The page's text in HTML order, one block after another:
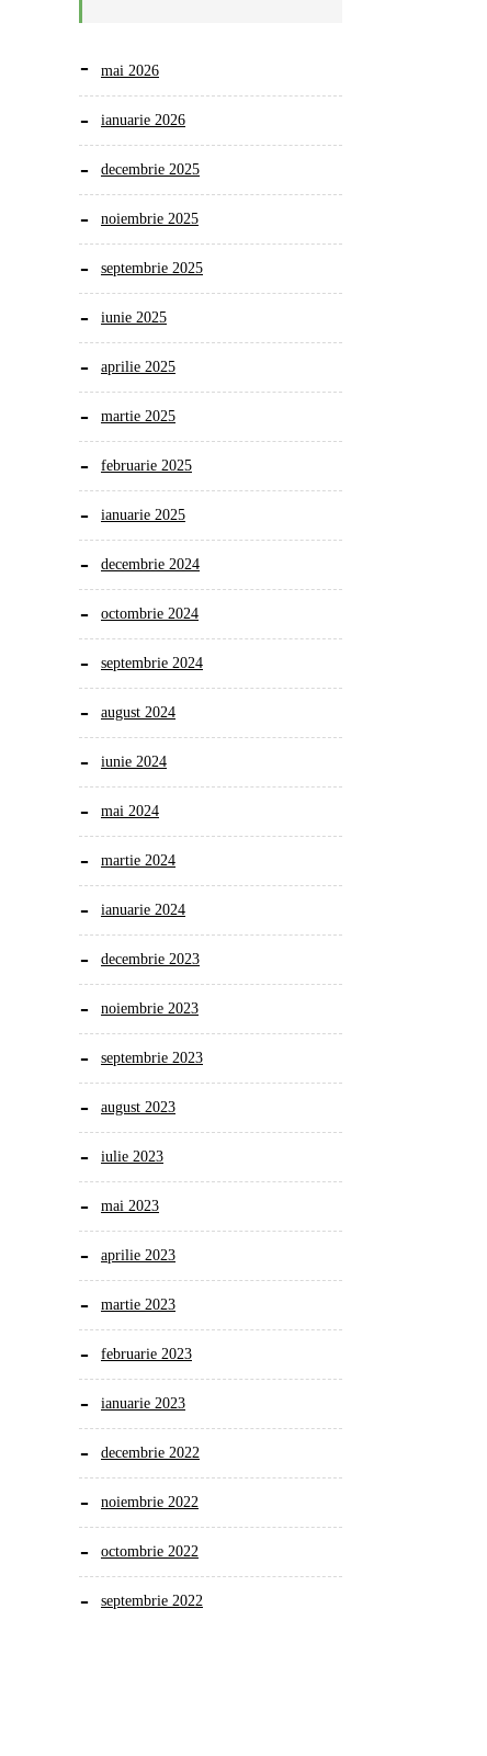
mai 2026
ianuarie 2026
decembrie 2025
noiembrie 2025
septembrie 2025
iunie 2025
aprilie 2025
martie 2025
februarie 2025
ianuarie 2025
decembrie 2024
octombrie 2024
septembrie 2024
august 2024
iunie 2024
mai 2024
martie 2024
ianuarie 2024
decembrie 2023
noiembrie 2023
septembrie 2023
august 2023
iulie 2023
mai 2023
aprilie 2023
martie 2023
februarie 2023
ianuarie 2023
decembrie 2022
noiembrie 2022
octombrie 2022
septembrie 2022